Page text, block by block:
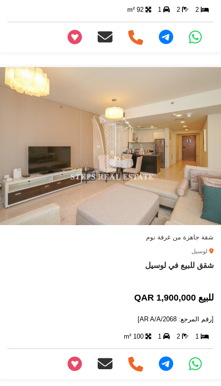
2
2
1
92 m²
شقة جاهزة من غرفة نوم
لوسيل
شقق للبيع في لوسيل
للبيع 1,900,000 QAR
[رقم المرجع: AR A/A/2068]
1
2
1
100 m²